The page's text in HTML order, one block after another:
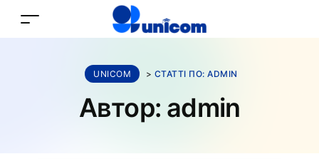
Автор: admin
UNICOM > СТАТТІ ПО: ADMIN